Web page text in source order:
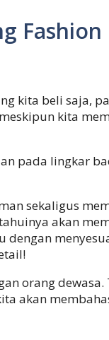
kita beli saja,
kita
pada lingkar
sekaligus
akan
orang
akan